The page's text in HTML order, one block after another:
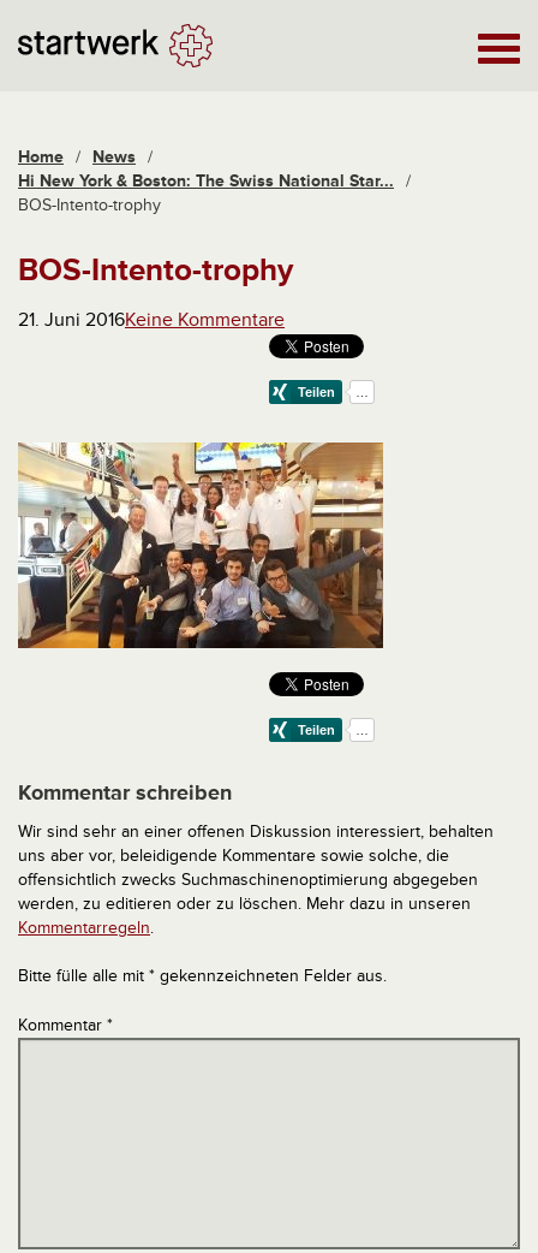
Home / News /
Hi New York & Boston: The Swiss National Star...
/
BOS-Intento-trophy
BOS-Intento-trophy
21. Juni 2016Keine Kommentare
Kommentar schreiben
Wir sind sehr an einer offenen Diskussion interessiert, behalten
uns aber vor, beleidigende Kommentare sowie solche, die
offensichtlich zwecks Suchmaschinenoptimierung abgegeben
werden, zu editieren oder zu löschen. Mehr dazu in unseren
Kommentarregeln.
Bitte fülle alle mit * gekennzeichneten Felder aus.
Kommentar *